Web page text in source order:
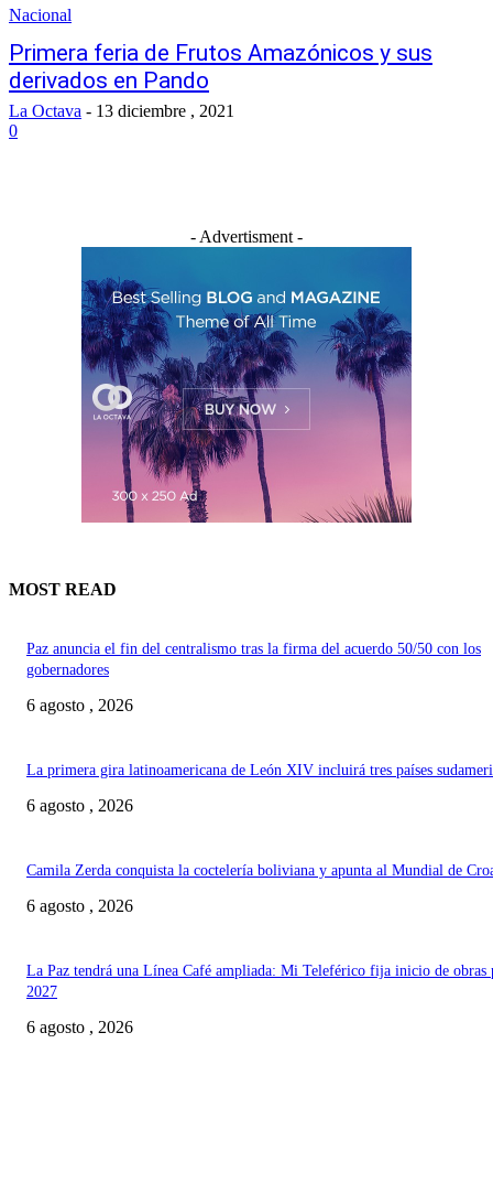
Nacional
Primera feria de Frutos Amazónicos y sus
derivados en Pando
La Octava - 13 diciembre , 2021
0
- Advertisment -
MOST READ
Paz anuncia el fin del centralismo tras la firma del acuerdo 50/50 con los
gobernadores
6 agosto , 2026
La primera gira latinoamericana de León XIV incluirá tres países
6 agosto , 2026
Camila Zerda conquista la coctelería boliviana y apunta al Mundial de
6 agosto , 2026
La Paz tendrá una Línea Café ampliada: Mi Teleférico fija inicio de obras
2027
6 agosto , 2026